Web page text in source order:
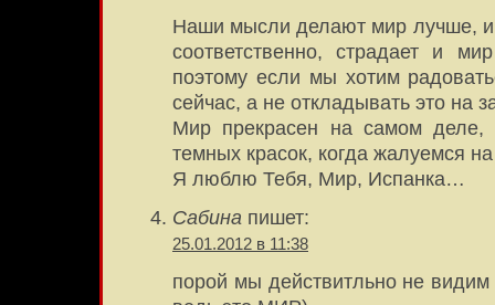
Наши мысли делают мир лучше, и
соответственно, страдает и
поэтому если мы хотим
сейчас, а не откладывать это на
Мир прекрасен на самом
темных красок, когда жалуемся
Я люблю Тебя, Мир, Испанка…
Сабина пишет:
25.01.2012 в 11:38
порой мы действитльно не